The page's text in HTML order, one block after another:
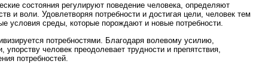
состояния регулируют поведение человека, определяют
и воли. Удовлетворяя потребности и достигая цели, человек тем
условия среды, которые порождают и новые потребности.
потребностями. Благодаря волевому усилию,
упорству человек преодолевает трудности и препятствия,
потребностей.